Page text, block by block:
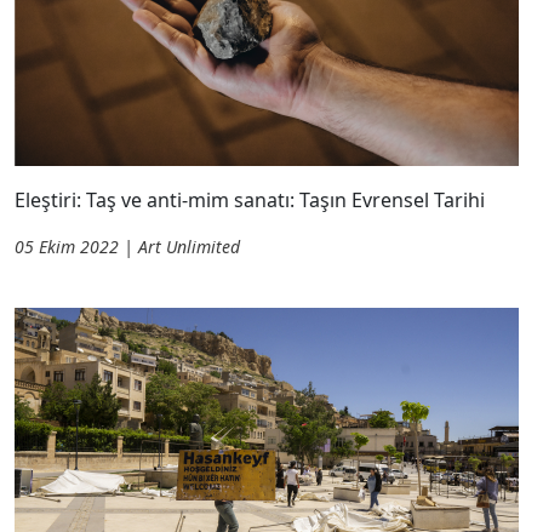
Eleştiri: Taş ve anti-mim sanatı: Taşın Evrensel Tarihi
05 Ekim 2022 | Art Unlimited